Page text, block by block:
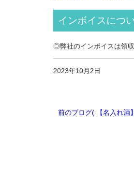
インボイスにつ
◎弊社のインボイスは領
2023年10月2日
前のブログ( 【名入れ酒